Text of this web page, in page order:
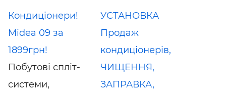
Кондиціонери!
Midea 09 за
1899грн!
Побутові спліт-
системи,
УСТАНОВКА
Продаж
кондиціонерів,
ЧИЩЕННЯ,
ЗАПРАВКА,